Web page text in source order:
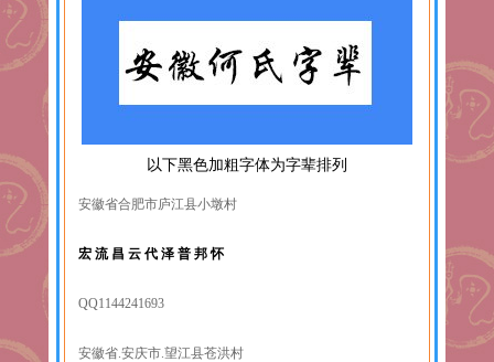
以下黑色加粗字体为字辈排列
安徽省合肥市庐江县小墩村
宏 流 昌 云 代 泽 普 邦 怀
QQ1144241693
安徽省.安庆市.望江县苍洪村